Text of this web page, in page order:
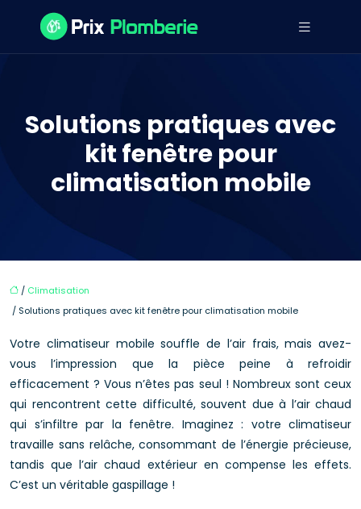
Solutions pratiques avec
kit fenêtre pour
climatisation mobile
/ Climatisation
/ Solutions pratiques avec kit fenêtre pour climatisation mobile
Votre climatiseur mobile souffle de l’air frais, mais avez-
vous l’impression que la pièce peine à refroidir
efficacement ? Vous n’êtes pas seul ! Nombreux sont ceux
qui rencontrent cette difficulté, souvent due à l’air chaud
qui s’infiltre par la fenêtre. Imaginez : votre climatiseur
travaille sans relâche, consommant de l’énergie précieuse,
tandis que l’air chaud extérieur en compense les effets.
C’est un véritable gaspillage !